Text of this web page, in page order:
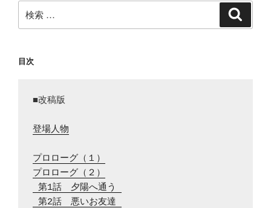
ン
索:
目次
■改稿版
登場人物
プロローグ（１）
プロローグ（２）
第1話　夕陽へ通う
第2話　悪いお友達